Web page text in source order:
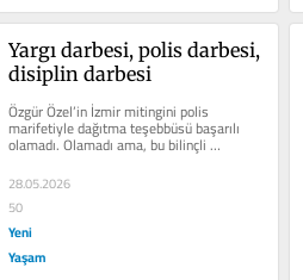
Yargı darbesi, polis darbesi,
disiplin darbesi
Özgür Özel’in İzmir mitingini polis
marifetiyle dağıtma teşebbüsü başarılı
olamadı. Olamadı ama, bu bilinçli
28.05.2026
50
Yeni
Yaşam